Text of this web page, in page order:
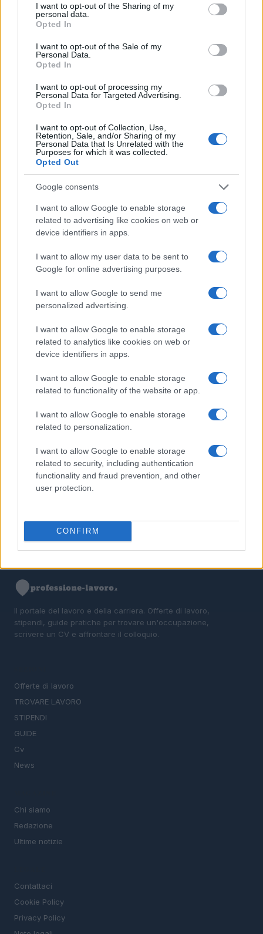
not limited to your visit or usage behaviour. You may click to
grant or deny consent to Google and its third-party tags to
use your data for below specified purposes in below Google
consent section.
I want to opt-out of the Sharing of my
personal data.
Opted In
I want to opt-out of the Sale of my
Personal Data.
Opted In
I want to opt-out of processing my
Personal Data for Targeted Advertising.
Opted In
I want to opt-out of Collection, Use,
Retention, Sale, and/or Sharing of my
Personal Data that Is Unrelated with the
Purposes for which it was collected.
Opted Out
Google consents
I want to allow Google to enable storage
related to advertising like cookies on web or
device identifiers in apps.
I want to allow my user data to be sent to
Google for online advertising purposes.
I want to allow Google to send me
personalized advertising.
I want to allow Google to enable storage
related to analytics like cookies on web or
device identifiers in apps.
I want to allow Google to enable storage
related to functionality of the website or app.
I want to allow Google to enable storage
related to personalization.
I want to allow Google to enable storage
related to security, including authentication
functionality and fraud prevention, and other
user protection.
CONFIRM
Bolzano
Paolo Mariani · 4 Ago 2026
BREAKING NEWS
Lavoro digitale: il governo introduce nuove regole per
proteggere i lavoratori delle piattaforme
PIÙ LETTI
C’è posta per te, stasera 25 gennaio: gli ospiti e le
Controlli nel settore turistico-alberghiero: dati
allarmanti su lavoro e sicurezza
La candidatura di Irsina per Capitale Italiana della
Cultura 2029
Ignazio La Russa lancia l’ipotesi Meloni al Quirinale: le
reazioni
Anac: boom di appalti sotto soglia, 1,5 miliardi nel
Il portale del lavoro e della carriera. Offerte di lavoro,
stipendi, guide pratiche per trovare un'occupazione,
scrivere un CV e affrontare il colloquio.
Offerte di lavoro
TROVARE LAVORO
STIPENDI
GUIDE
Cv
News
Chi siamo
Redazione
Ultime notizie
Contattaci
Cookie Policy
Privacy Policy